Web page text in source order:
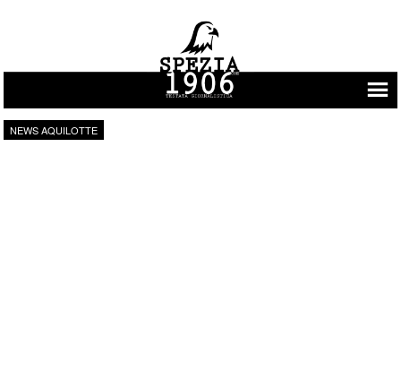
Vai al contenuto
NEWS AQUILOTTE